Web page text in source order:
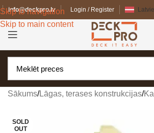
Skip to navigation
Skip to main content
info@deckpro.lv Login / Register
Sākums/Lāgas, terases konstrukcijas/
SOLD
OUT